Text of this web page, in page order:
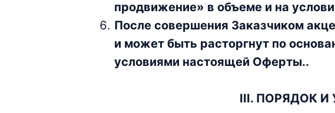
продвижение» в объеме и на
После совершения Заказчиком
и может быть расторгнут по
условиями настоящей Оферты..
III. ПОРЯДОК И